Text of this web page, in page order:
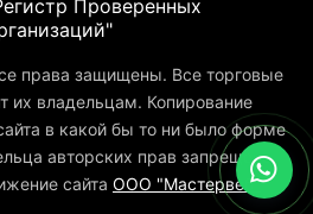
Проверенных
права защищены. Все торговые
их владельцам. Копирование
в какой бы то ни было форме
авторских прав запрещено.
сайта ООО "Мастервеб"